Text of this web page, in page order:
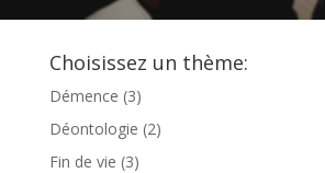
Choisissez un thème:
Démence (3)
Déontologie (2)
Fin de vie (3)